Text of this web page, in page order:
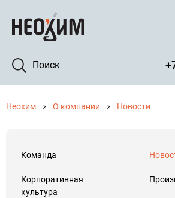
Поиск
Неохим О компании Новости
Команда
Корпоративная
культура